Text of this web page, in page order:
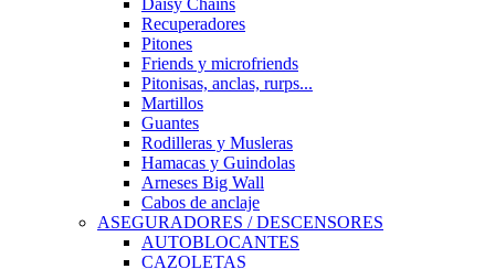
Daisy Chains
Recuperadores
Pitones
Friends y microfriends
Pitonisas, anclas, rurps...
Martillos
Guantes
Rodilleras y Musleras
Hamacas y Guindolas
Arneses Big Wall
Cabos de anclaje
ASEGURADORES / DESCENSORES
AUTOBLOCANTES
CAZOLETAS